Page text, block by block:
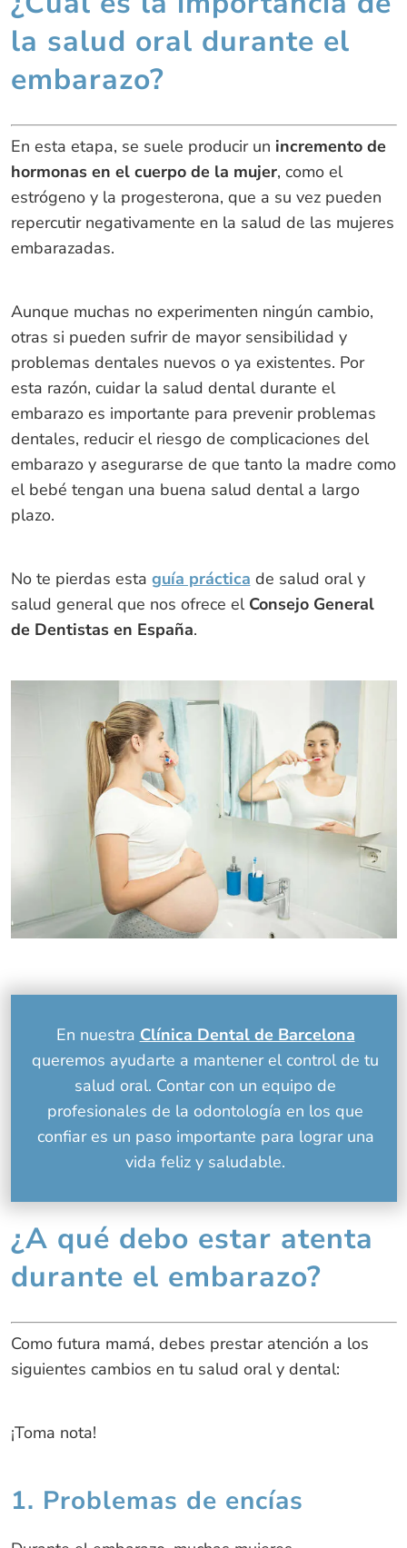
la salud oral durante el
embarazo?
En esta etapa, se suele producir un incremento de
hormonas en el cuerpo de la mujer, como el
estrógeno y la progesterona, que a su vez pueden
repercutir negativamente en la salud de las mujeres
embarazadas.
Aunque muchas no experimenten ningún cambio,
otras si pueden sufrir de mayor sensibilidad y
problemas dentales nuevos o ya existentes. Por
esta razón, cuidar la salud dental durante el
embarazo es importante para prevenir problemas
dentales, reducir el riesgo de complicaciones del
embarazo y asegurarse de que tanto la madre como
el bebé tengan una buena salud dental a largo
plazo.
No te pierdas esta guía práctica de salud oral y
salud general que nos ofrece el Consejo General
de Dentistas en España.
En nuestra Clínica Dental de Barcelona
queremos ayudarte a mantener el control de tu
salud oral. Contar con un equipo de
profesionales de la odontología en los que
confiar es un paso importante para lograr una
vida feliz y saludable.
¿A qué debo estar atenta
durante el embarazo?
Como futura mamá, debes prestar atención a los
siguientes cambios en tu salud oral y dental:
¡Toma nota!
1. Problemas de encías